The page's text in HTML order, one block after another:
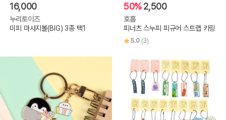
16,000
누리토이즈
미피 마사지볼(BIG) 3종 택1
50%2,500
호홉
피너츠 스누피 피규어 스트랩 키링
5.0 (3)